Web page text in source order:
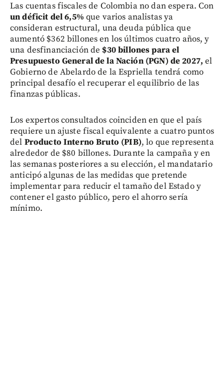
Las cuentas fiscales de Colombia no dan espera. Con
un déficit del 6,5% que varios analistas ya
consideran estructural, una deuda pública que
aumentó $362 billones en los últimos cuatro años, y
una desfinanciación de $30 billones para el
Presupuesto General de la Nación (PGN) de 2027, el
Gobierno de Abelardo de la Espriella tendrá como
principal desafío el recuperar el equilibrio de las
finanzas públicas.
Los expertos consultados coinciden en que el país
requiere un ajuste fiscal equivalente a cuatro puntos
del Producto Interno Bruto (PIB), lo que representa
alrededor de $80 billones. Durante la campaña y en
las semanas posteriores a su elección, el mandatario
anticipó algunas de las medidas que pretende
implementar para reducir el tamaño del Estado y
contener el gasto público, pero el ahorro sería
mínimo.